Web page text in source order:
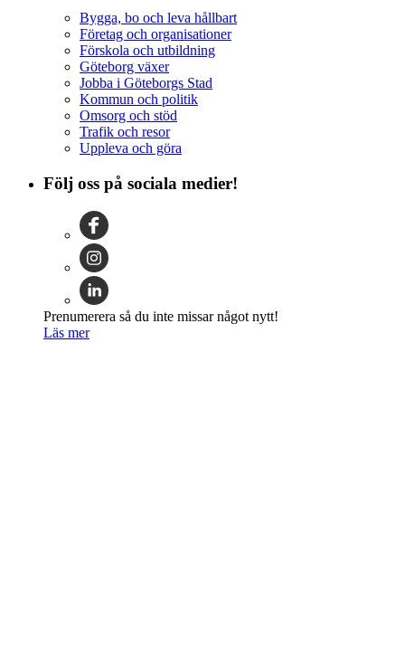
Bygga, bo och leva hållbart
Företag och organisationer
Förskola och utbildning
Göteborg växer
Jobba i Göteborgs Stad
Kommun och politik
Omsorg och stöd
Trafik och resor
Uppleva och göra
Följ oss på sociala medier!
Prenumerera så du inte missar något nytt!
Läs mer